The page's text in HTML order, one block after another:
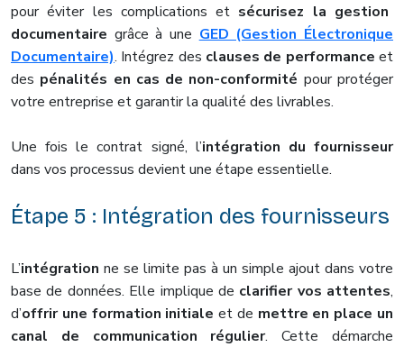
pour éviter les complications et sécurisez la gestion
documentaire grâce à une GED (Gestion Électronique
Documentaire). Intégrez des clauses de performance et
des pénalités en cas de non-conformité pour protéger
votre entreprise et garantir la qualité des livrables.
Une fois le contrat signé, l’intégration du fournisseur
dans vos processus devient une étape essentielle.
Étape 5 : Intégration des fournisseurs
L’intégration ne se limite pas à un simple ajout dans votre
base de données. Elle implique de clarifier vos attentes,
d’offrir une formation initiale et de mettre en place un
canal de communication régulier. Cette démarche